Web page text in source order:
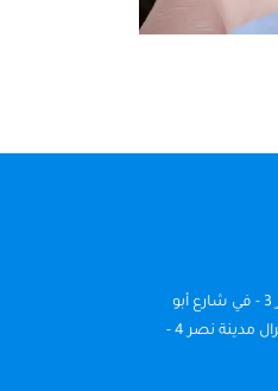
عيادة 412 - ميديكال سنتر 3 - في شارع أبو
داوود الظاهرى بجوار سنترال مدينة نصر 4 -